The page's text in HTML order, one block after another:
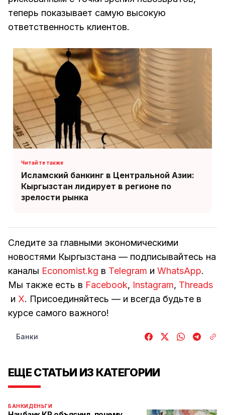
теперь показывает самую высокую
ответственность клиентов.
Исламский банкинг в Центральной Азии:
Кыргызстан лидирует в регионе по
зрелости рынка
Следите за главными экономическими
новостями Кыргызстана — подписывайтесь на
каналы Economist.kg в Telegram и WhatsApp.
Мы также есть в Facebook, Instagram, Threads
и Х. Присоединяйтесь — и всегда будьте в
курсе самого важного!
Банки
ЕЩЕ СТАТЬИ ИЗ КАТЕГОРИИ
БАНКИДЕНЬГИ